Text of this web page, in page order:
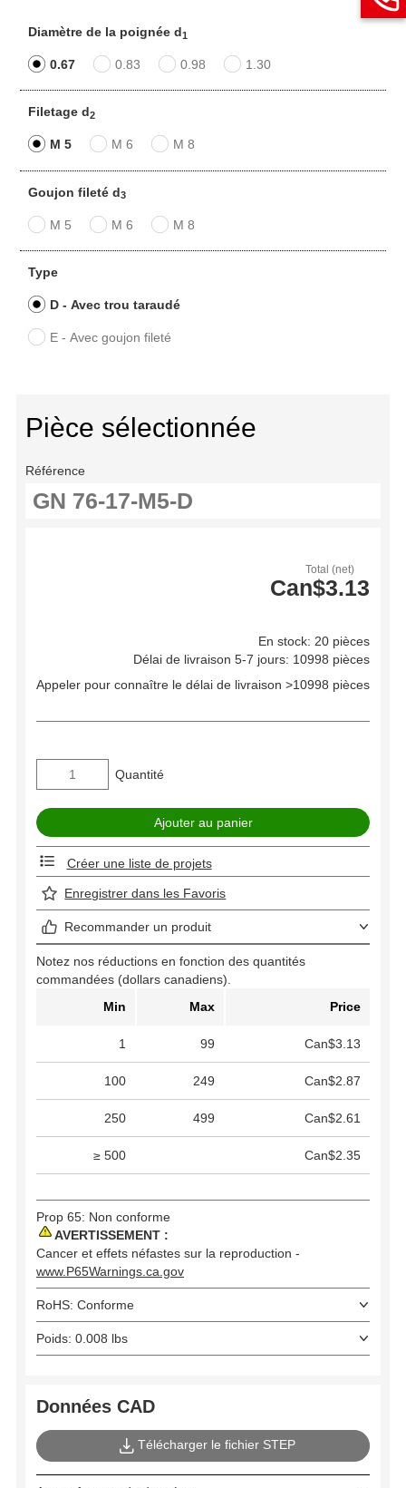
Diamètre de la poignée d1
0.67 0.83 0.98 1.30
Filetage d2
M 5 M 6 M 8
Goujon fileté d3
M 5 M 6 M 8
Type
D - Avec trou taraudé
E - Avec goujon fileté
Pièce sélectionnée
Référence
Total (net)
Can$3.13
En stock: 20 pièces
Délai de livraison 5-7 jours: 10998 pièces
Appeler pour connaître le délai de livraison >10998 pièces
Quantité
Créer une liste de projets
Enregistrer dans les Favoris
Recommander un produit
Notez nos réductions en fonction des quantités
commandées (dollars canadiens).
Min
Max Price
1 99 Can$3.13
100 249 Can$2.87
250 499 Can$2.61
≥ 500 Can$2.35
Prop 65: Non conforme
AVERTISSEMENT :
Cancer et effets néfastes sur la reproduction -
www.P65Warnings.ca.gov
RoHS: Conforme
Poids: 0.008 lbs
Données CAD
Télécharger le fichier STEP